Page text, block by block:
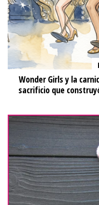
Wonder Girls y la
sacrificio que